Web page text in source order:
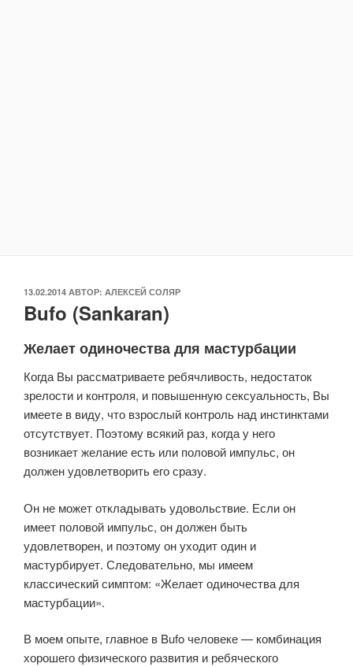
ОПУБЛИКОВАНО
13.02.2014 АВТОР: АЛЕКСЕЙ СОЛЯР
Bufo (Sankaran)
Желает одиночества для мастурбации
Когда Вы рассматриваете ребячливость, недостаток
зрелости и контроля, и повышенную сексуальность, Вы
имеете в виду, что взрослый контроль над инстинктами
отсутствует. Поэтому всякий раз, когда у него
возникает желание есть или половой импульс, он
должен удовлетворить его сразу.
Он не может откладывать удовольствие. Если он
имеет половой импульс, он должен быть
удовлетворен, и поэтому он уходит один и
мастурбирует. Следовательно, мы имеем
классический симптом: «Желает одиночества для
мастурбации».
В моем опыте, главное в Bufo человеке — комбинация
хорошего физического развития и ребяческого